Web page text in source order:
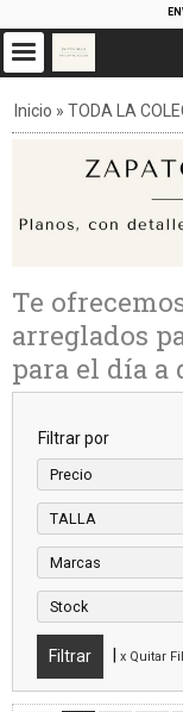
Inicio » TODA LA
Te
arreglados
para el día a
Filtrar por
Precio
TALLA
Marcas
Stock
x Quitar